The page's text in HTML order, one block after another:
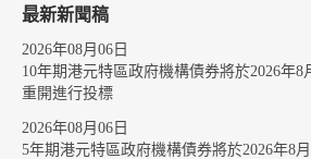
最新新聞稿
2026年08月06日
10年期港元特區政府機構債券將於2026年8
重開進行投標
2026年08月06日
5年期港元特區政府機構債券將於2026年8